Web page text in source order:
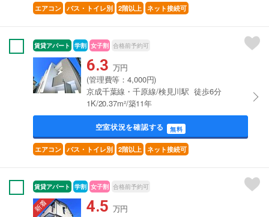
エアコン バス・トイレ別 2階以上 ネット接続可
賃貸アパート 学割 女子割 合格前予約可
6.3 万円
(管理費等：4,000円)
京成千葉線・千原線/検見川駅 徒歩6分
1K/20.37m²/築11年
空室状況を確認する 無料
エアコン バス・トイレ別 2階以上 ネット接続可
賃貸アパート 学割 女子割 合格前予約可
4.5 万円